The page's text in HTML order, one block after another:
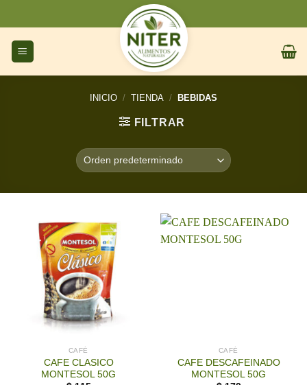
al
contenido
INICIO / TIENDA / BEBIDAS
FILTRAR
CAFÉ
CAFE CLASICO
MONTESOL 50G
CAFÉ
CAFE DESCAFEINADO
MONTESOL 50G